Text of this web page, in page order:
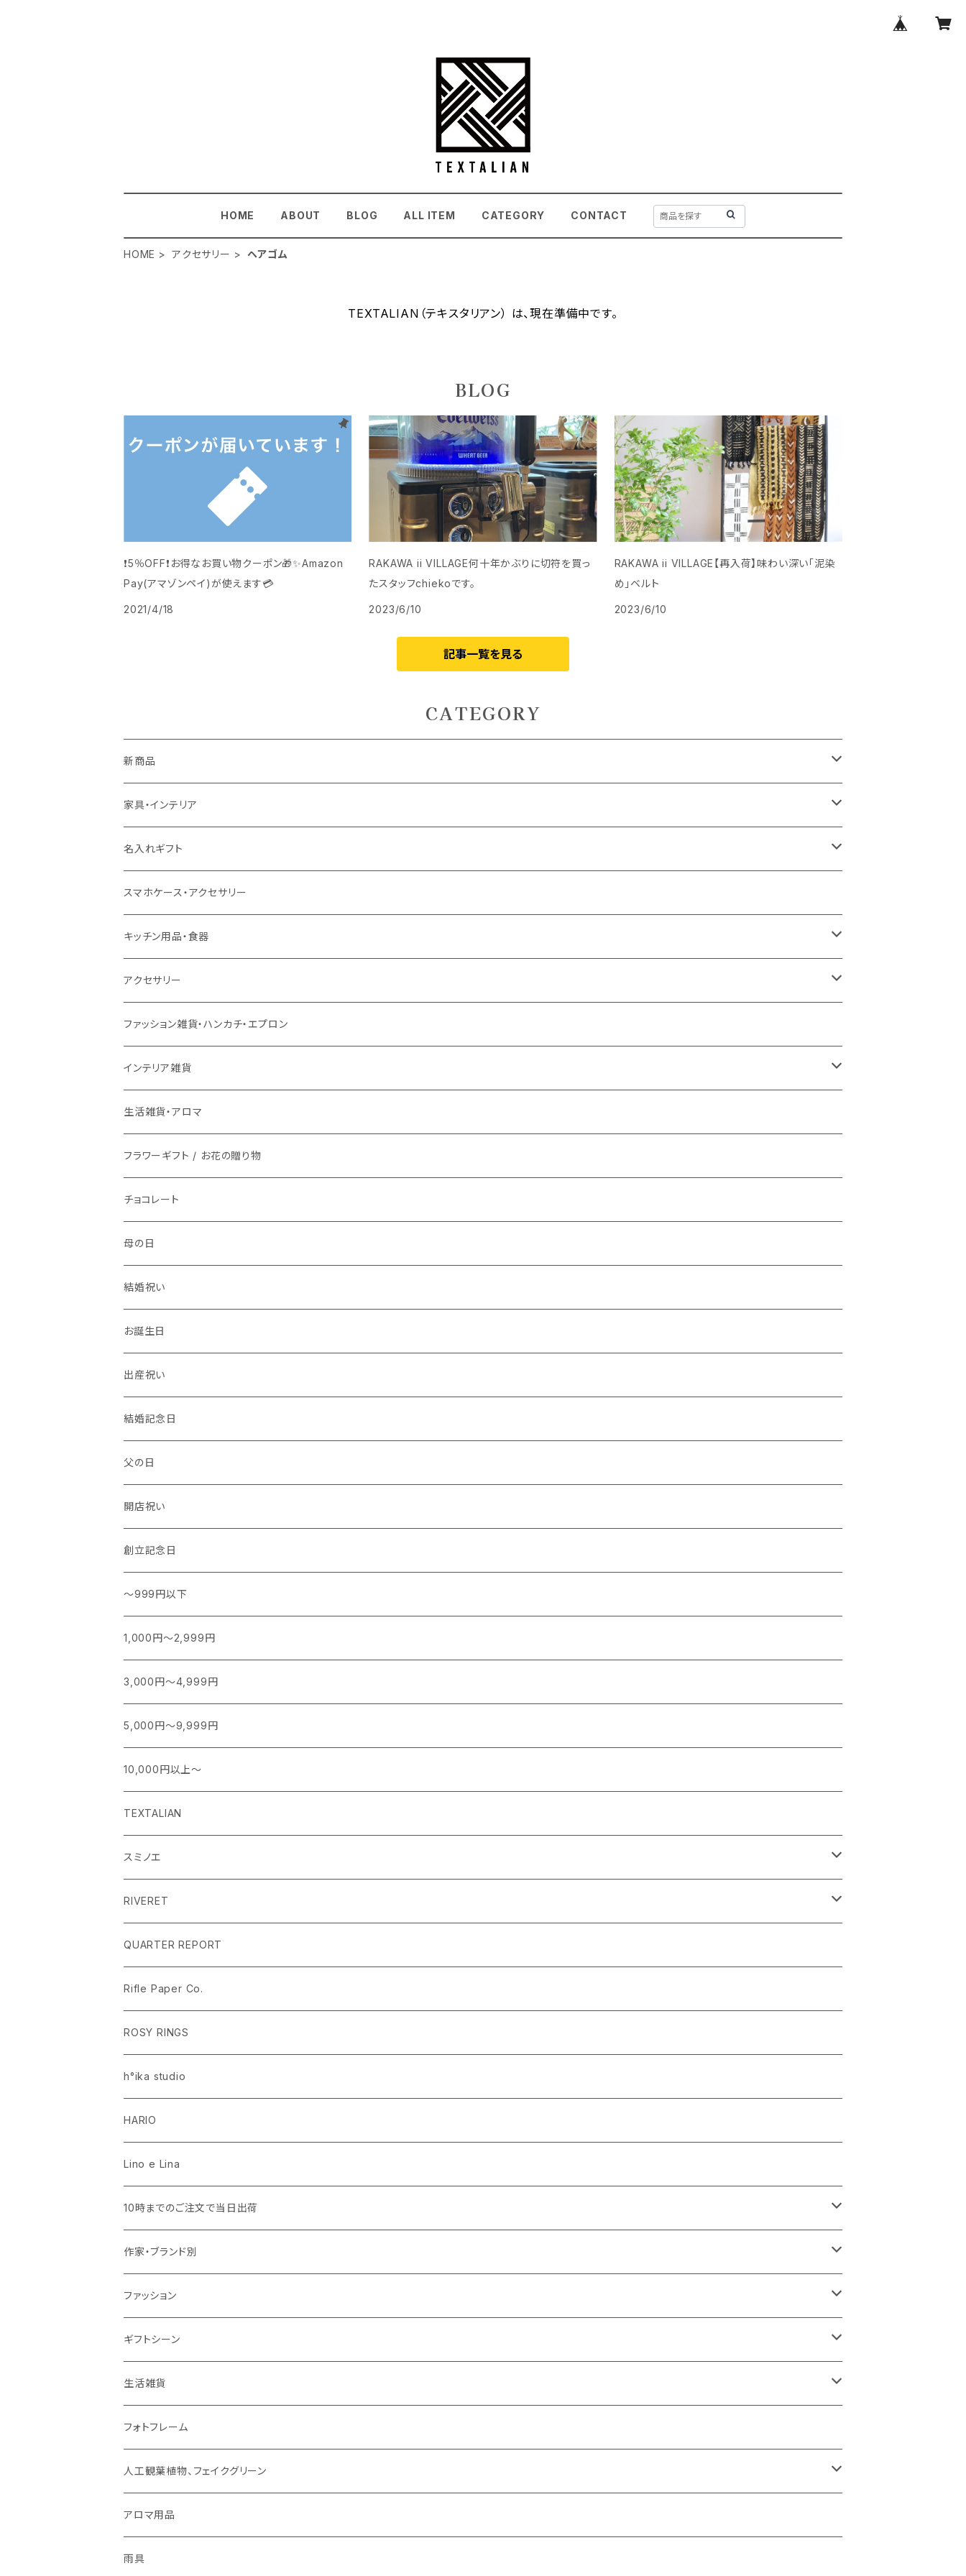
HOME ABOUT BLOG ALL ITEM CATEGORY CONTACT
HOME アクセサリー ヘアゴム
TEXTALIAN（テキスタリアン） は、現在準備中です。
BLOG
❗️5％OFF❗️お得なお買い物クーポン🎁️✨Amazon
Pay(アマゾンペイ)が使えます💳
2021/4/18
RAKAWA ii VILLAGE何十年かぶりに切符を買っ
たスタッフchiekoです。
2023/6/10
RAKAWA ii VILLAGE【再入荷】味わい深い「泥染
め」ベルト
2023/6/10
記事一覧を見る
CATEGORY
新商品
5月9日UP
5月7日UP
4月10日UP
4月7日UP
3月17日UP
2月28日UP
1月9日UP
家具・インテリア
カーテン
ドレープカーテン
レースカーテン
ラグ・マット
ラグ
チェアパッド
キッチンマット
テーブル
こたつ本体
こたつ布団
チェア
座椅子
スツール
インテリア雑貨
鏡・ミラー
ライト
温度計・湿度計
花瓶 / フラワーベース
傘立て
名入れギフト
食器
ドリンクウェア
インテリア用品
ライト
壁掛けアート / 鏡
バス用品
ファッション雑貨
メガネ / 眼鏡小物
生活雑貨
ティッシュケース
アロマ用品
アクセサリー雑貨
アクセサリー・ウォッチ収納
フラワーギフト / お花の贈り物
植物栽培キット
プリザーブドフラワー
文具
キッチン用品
携帯・スマホアクセサリー
小物
スマホケース・アクセサリー
キッチン用品・食器
ミトン・鍋つかみ
コップ、グラス
ランチボックス / 水筒
お皿
箸置き
食器
お茶碗
お皿
紙ナプキン
カトラリー
トレー
キッチンタオル
アクセサリー
ネックレス
ピアス
ブレスレット
イヤリング
指輪
ヘアゴム
ブローチ
イヤーカフ
バングル
ファッション雑貨・ハンカチ・エプロン
インテリア雑貨
花瓶 / フラワーベース
生活雑貨・アロマ
フラワーギフト / お花の贈り物
チョコレート
母の日
結婚祝い
お誕生日
出産祝い
結婚記念日
父の日
開店祝い
創立記念日
～999円以下
1,000円～2,999円
3,000円～4,999円
5,000円～9,999円
10,000円以上～
TEXTALIAN
スミノエ
MOOMIN ムーミン EDITION.1
ラグ・マット
ドレープカーテン
PEANUTS ピーナッツ EDITION.1
ラグ・マット
SaanaJaOlli サーナヤオッリ EDITION.1
ラグ・マット
Disney HOME SERIES EDITION.8
ラグ・マット
RIVERET
名入れあり
名入れなし
CLASSIC POOH（クラシック プー）
QUARTER REPORT
Rifle Paper Co.
ROSY RINGS
h°ika studio
HARIO
Lino e Lina
10時までのご注文で当日出荷
キッチン用品・食器
ミトン・鍋つかみ
コップ、グラス
お茶碗
アクセサリー
RIVERET（リヴェレット）名入れなし
チョコレート
その他
アロマ用品
ファッション
手袋
花瓶 / フラワーベース
作家・ブランド別
SUMINOE（スミノエ）
DICTUM（ディクトム）
DESIGNLIFE（デザインライフ）
HARIO（ハリオ）
シリーズで選ぶ
ネックレス
ROSY RINGS（ロージーリングス）
SMELLS LIKE SPELLS
linoo（リノオ）
Sheep by the Sea(シープバイザシー)
シマムラヒカリ
ファッション
アクセサリー
ネックレス
ピアス
ファッション雑貨
ブランケット
手袋
マスク
靴下
ギフトシーン
父の日
母の日
結婚祝い
お誕生日
生活雑貨
扇風機
文具
貯金箱
ティッシュケース
フォトフレーム
人工観葉植物、フェイクグリーン
CT触媒グリーンシリーズ
アロマ用品
雨具